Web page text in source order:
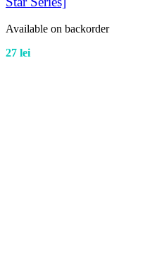
Available on backorder
27 lei